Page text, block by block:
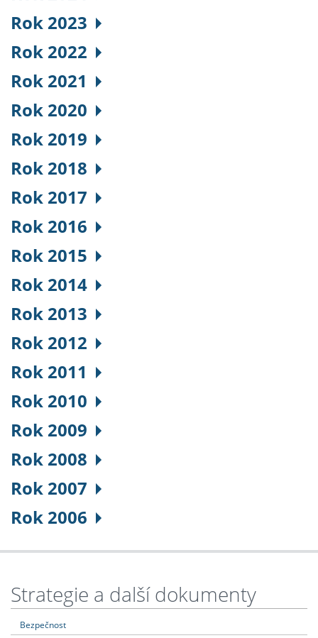
Rok 2023
Rok 2022
Rok 2021
Rok 2020
Rok 2019
Rok 2018
Rok 2017
Rok 2016
Rok 2015
Rok 2014
Rok 2013
Rok 2012
Rok 2011
Rok 2010
Rok 2009
Rok 2008
Rok 2007
Rok 2006
Strategie a další dokumenty
Bezpečnost